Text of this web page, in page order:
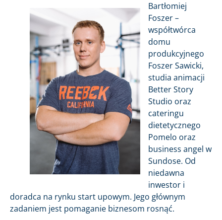
Bartłomiej
Foszer –
współtwórca
domu
produkcyjnego
Foszer Sawicki,
studia animacji
Better Story
Studio oraz
cateringu
dietetycznego
Pomelo oraz
business angel w
Sundose. Od
niedawna
inwestor i
doradca na rynku start upowym. Jego głównym
zadaniem jest pomaganie biznesom rosnąć.